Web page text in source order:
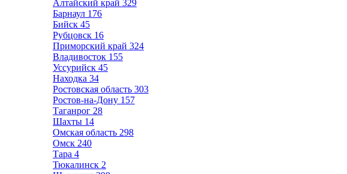
Алтайский край 329
Барнаул 176
Бийск 45
Рубцовск 16
Приморский край 324
Владивосток 155
Уссурийск 45
Находка 34
Ростовская область 303
Ростов-на-Дону 157
Таганрог 28
Шахты 14
Омская область 298
Омск 240
Тара 4
Тюкалинск 2